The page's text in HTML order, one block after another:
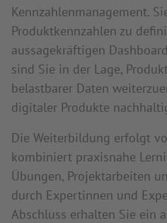
Kennzahlenmanagement.
Produktkennzahlen zu
aussagekräftigen
sind Sie in der Lage,
belastbarer Daten
digitaler Produkte
Die Weiterbildung erfolgt
kombiniert praxisnahe
Übungen, Projektarbeiten
durch Expertinnen und
Abschluss erhalten Sie ein